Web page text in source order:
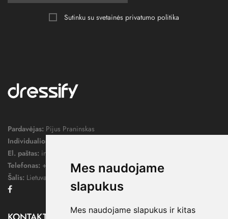
Mes naudojame
slapukus
Mes naudojame slapukus ir kitas
Sutinku su svetainės privatumo politika
Pardavėjas: Pijus Praninskas
Individualios veiklos pažymos nr.:
El. paštas: info@dressify.lt
Telefonas: +370 676 78578
Šalis: Lietuva